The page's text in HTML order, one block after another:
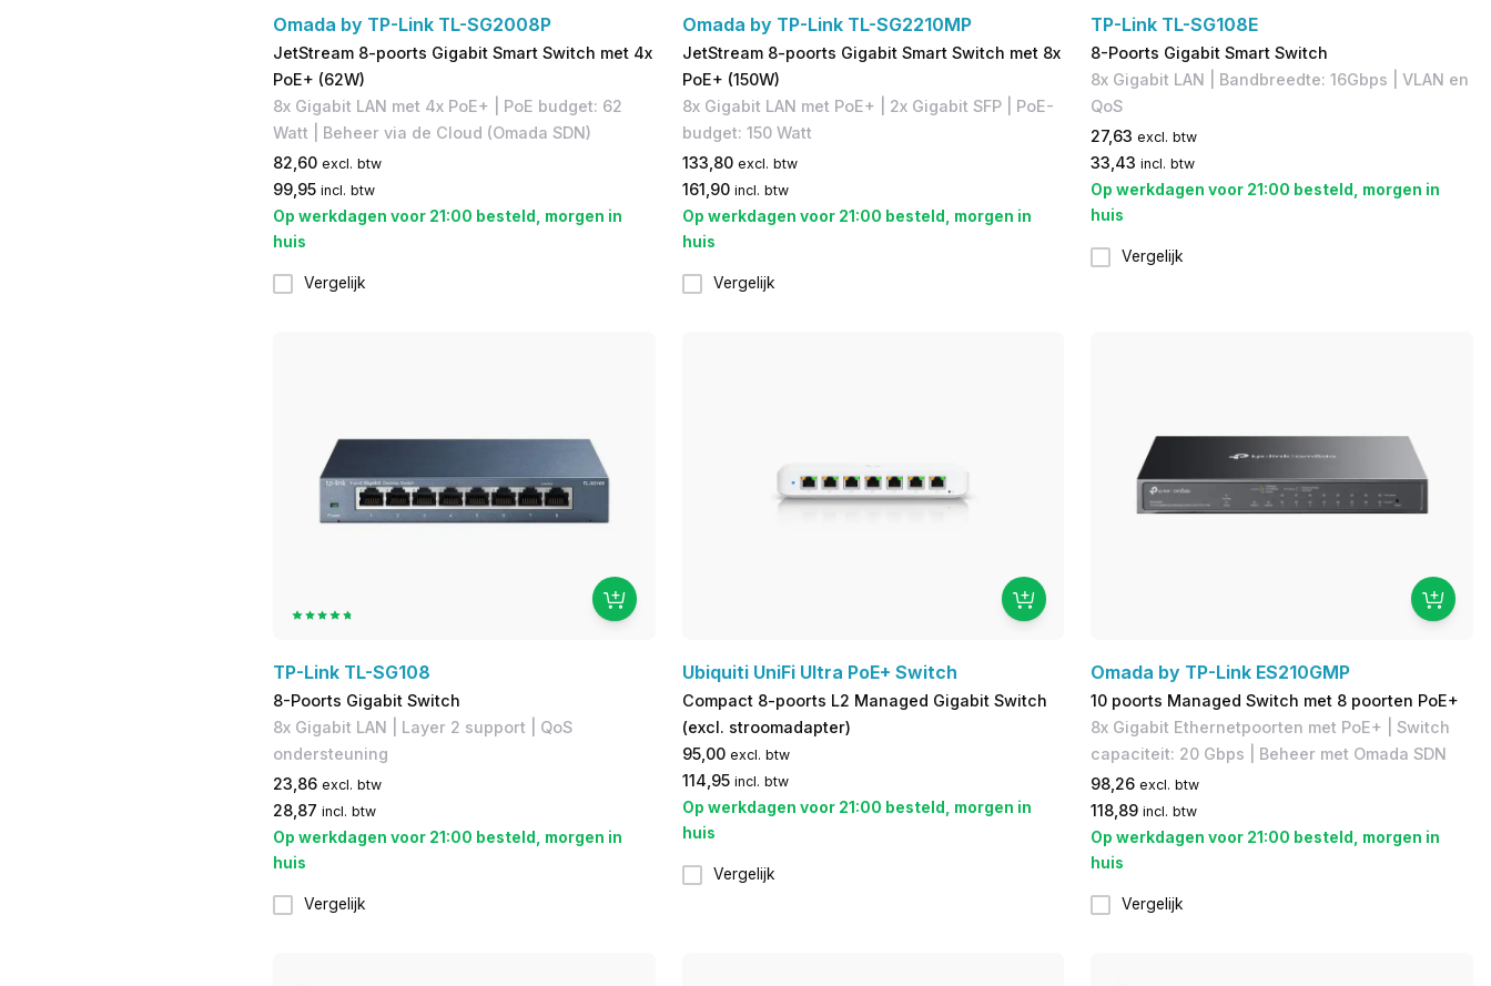
Omada by TP-Link TL-SG2008P
JetStream 8-poorts Gigabit Smart Switch met 4x
PoE+ (62W)
8x Gigabit LAN met 4x PoE+ | PoE budget: 62
Watt | Beheer via de Cloud (Omada SDN)
82,60 excl. btw
99,95 incl. btw
Op werkdagen voor 21:00 besteld, morgen in
huis
Vergelijk
Omada by TP-Link TL-SG2210MP
JetStream 8-poorts Gigabit Smart Switch met 8x
PoE+ (150W)
8x Gigabit LAN met PoE+ | 2x Gigabit SFP | PoE-
budget: 150 Watt
133,80 excl. btw
161,90 incl. btw
Op werkdagen voor 21:00 besteld, morgen in
huis
Vergelijk
TP-Link TL-SG108E
8-Poorts Gigabit Smart Switch
​8x Gigabit LAN | ​Bandbreedte: 16Gbps | ​VLAN en
QoS
27,63 excl. btw
33,43 incl. btw
Op werkdagen voor 21:00 besteld, morgen in
huis
Vergelijk
TP-Link TL-SG108
8-Poorts Gigabit Switch
​8x Gigabit LAN | ​Layer 2 support | ​QoS
ondersteuning
23,86 excl. btw
28,87 incl. btw
Op werkdagen voor 21:00 besteld, morgen in
huis
Vergelijk
Ubiquiti UniFi Ultra PoE+ Switch
Compact 8-poorts L2 Managed Gigabit Switch
(excl. stroomadapter)
95,00 excl. btw
114,95 incl. btw
Op werkdagen voor 21:00 besteld, morgen in
huis
Vergelijk
Omada by TP-Link ES210GMP
10 poorts Managed Switch met 8 poorten PoE+
8x Gigabit Ethernetpoorten met PoE+ | Switch
capaciteit: 20 Gbps | Beheer met Omada SDN
98,26 excl. btw
118,89 incl. btw
Op werkdagen voor 21:00 besteld, morgen in
huis
Vergelijk